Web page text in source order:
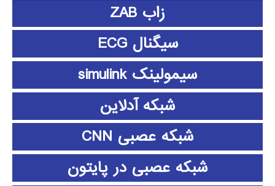
زاب ZAB
سیگنال ECG
سیمولینک simulink
شبکه آدلاین
شبکه عصبی CNN
شبکه عصبی در پایتون